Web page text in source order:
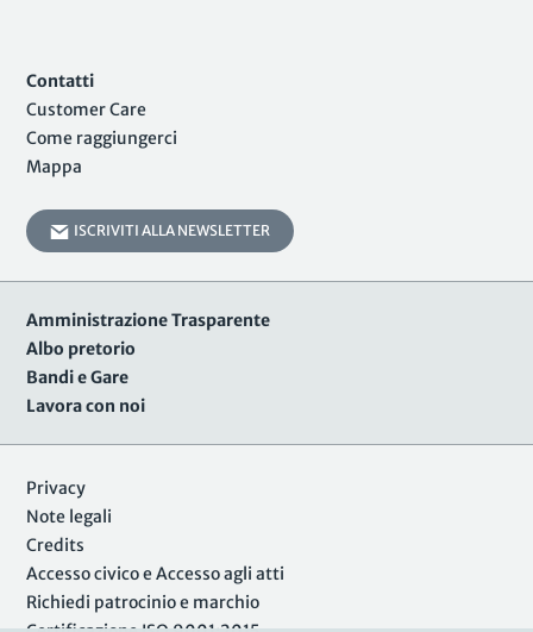
Contatti
Customer Care
Come raggiungerci
Mappa
ISCRIVITI ALLA NEWSLETTER
Amministrazione Trasparente
Albo pretorio
Bandi e Gare
Lavora con noi
Privacy
Note legali
Credits
Accesso civico e Accesso agli atti
Richiedi patrocinio e marchio